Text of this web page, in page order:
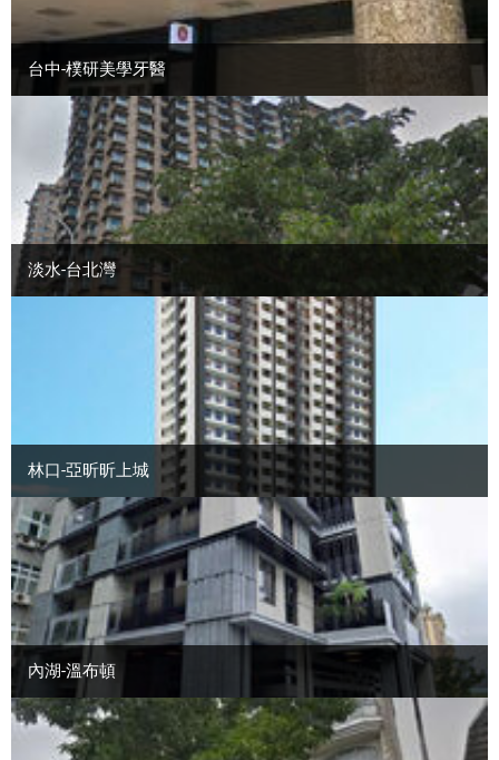
台中-樸研美學牙醫
淡水-台北灣
林口-亞昕昕上城
內湖-溫布頓